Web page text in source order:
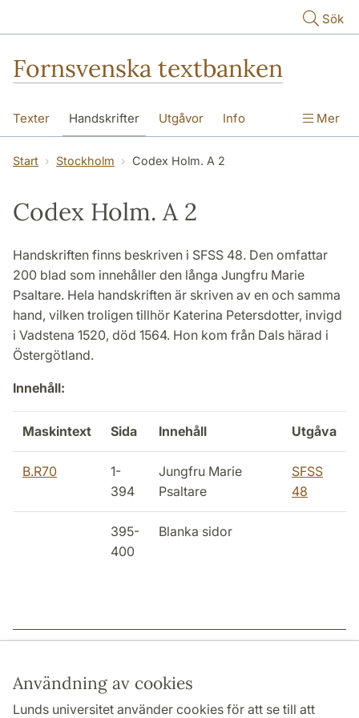
Användning av cookies
Lunds universitet använder cookies för att se till att
Sök
Fornsvenska textbanken
Texter Handskrifter Utgåvor Info Mer
Start Stockholm Codex Holm. A 2
Codex Holm. A 2
Handskriften finns beskriven i SFSS 48. Den omfattar
200 blad som innehåller den långa Jungfru Marie
Psaltare. Hela handskriften är skriven av en och samma
hand, vilken troligen tillhör Katerina Petersdotter, invigd
i Vadstena 1520, död 1564. Hon kom från Dals härad i
Östergötland.
Innehåll:
Maskintext Sida Innehåll Utgåva
B.R70
1-
394
Jungfru Marie
Psaltare
SFSS
48
395-
400
Blanka sidor